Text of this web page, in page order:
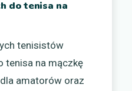
do tenisa na
tenisistów
tenisa na mączkę
amatorów oraz